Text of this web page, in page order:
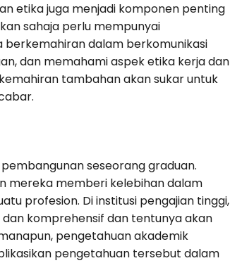
etika juga menjadi komponen penting
sahaja perlu mempunyai
dalam berkomunikasi
dan memahami aspek etika kerja dan
tambahan akan sukar untuk
seseorang graduan.
mereka memberi kelebihan dalam
profesion. Di institusi pengajian tinggi,
komprehensif dan tentunya akan
pengetahuan akademik
pengetahuan tersebut dalam